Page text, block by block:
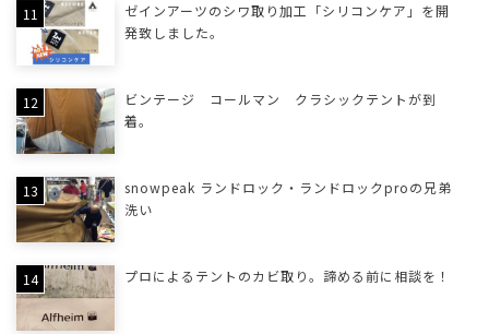
ゼインアーツのシワ取り加工「シリコンケア」を開
発致しました。
ビンテージ コールマン クラシックテントが到
着。
snowpeak ランドロック・ランドロックproの兄弟
洗い
プロによるテントのカビ取り。諦める前に相談を！